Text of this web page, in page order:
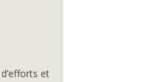
et